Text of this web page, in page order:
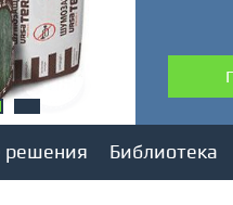
решения Библиотека